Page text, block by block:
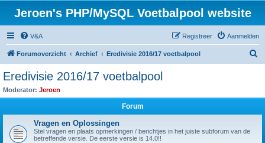
Jeroen's PHP/MySQL Voetbalpool website
V&A Aanmelden
Registreer
Forumoverzicht Archief Eredivisie 2016/17 voetbalpool
Eredivisie 2016/17 voetbalpool
Moderator: Jeroen
Forum
Vragen en Oplossingen
Stel vragen en plaats opmerkingen / berichtjes in het juiste subforum van de
betreffende versie. De eerste versie is 14.0!!